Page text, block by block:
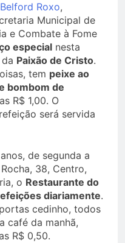
Belford Roxo,
Municipal de
e Combate à Fome
especial nesta
Paixão de Cristo.
tem peixe ao
bombom de
R$ 1,00. O
será servida
de segunda a
38, Centro,
o Restaurante do
diariamente.
cedinho, todos
café da manhã,
R$ 0,50.